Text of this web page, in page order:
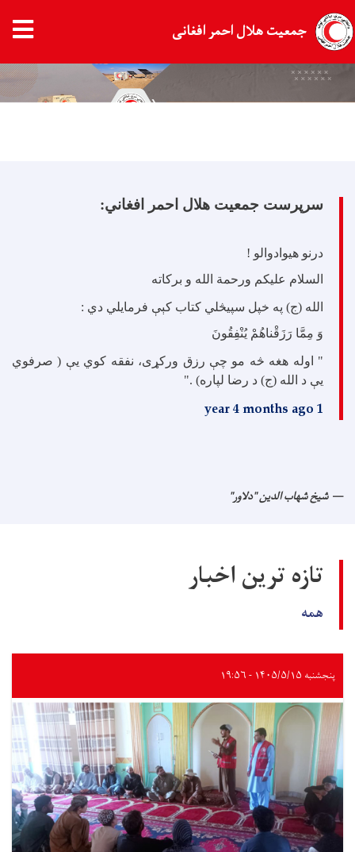
Skip
جمعیت هلال احمر افغانی
سرپرست جمعیت هلال احمر افغاني:
درنو هیوادوالو !
السلام علیکم ورحمة الله و برکاته
الله (ج) په خپل سپيڅلي کتاب کېې فرمایلي دي :
وَ مِمَّا رَزَقْناهُمْ يُنْفِقُونَ
" اوله هغه څه مو چې رزق ورکړی، نفقه کوي یې ( صرفوي
یې د الله (ج) د رضا لپاره) ."
1 year 4 months ago
شیخ شهاب الدین "دلاور"
تازه ترین اخبار
همه
پنجشنبه ۱۴۰۵/۵/۱۵ - ۱۹:۵۶